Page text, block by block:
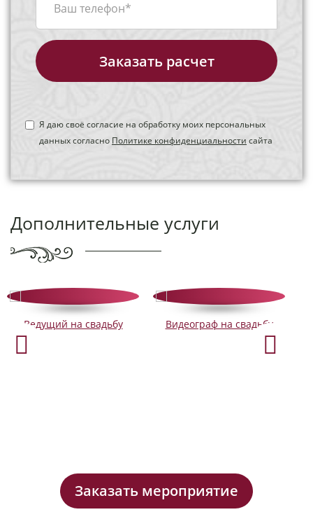
Заказать расчет
Я даю своё согласие на обработку моих персональных
данных согласно Политике конфиденциальности сайта
Дополнительные услуги
Ведущий на свадьбу Видеограф на свадьбу
Заказать мероприятие